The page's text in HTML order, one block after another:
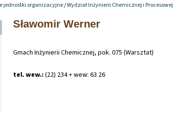
jednostki organizacyjne/Wydział Inżynierii Chemicznej i Procesowej
Sławomir Werner
Gmach Inżynierii Chemicznej, pok. 075 (Warsztat)
tel. wew.: (22) 234 + wew: 63 26